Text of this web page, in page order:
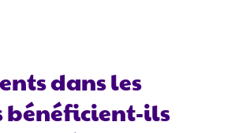
dans les
bénéficient-ils